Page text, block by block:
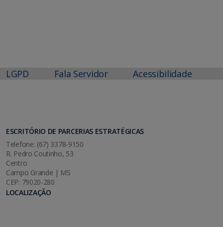
LGPD Fala Servidor Acessibilidade
ESCRITÓRIO DE PARCERIAS ESTRATÉGICAS
Telefone: (67) 3378-9150
R. Pedro Coutinho, 53
Centro
Campo Grande | MS
CEP: 79020-280
LOCALIZAÇÃO